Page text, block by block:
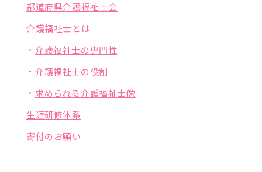
都道府県介護福祉士会
介護福祉士とは
介護福祉士の専門性
介護福祉士の役割
求められる介護福祉士像
生涯研修体系
寄付のお願い